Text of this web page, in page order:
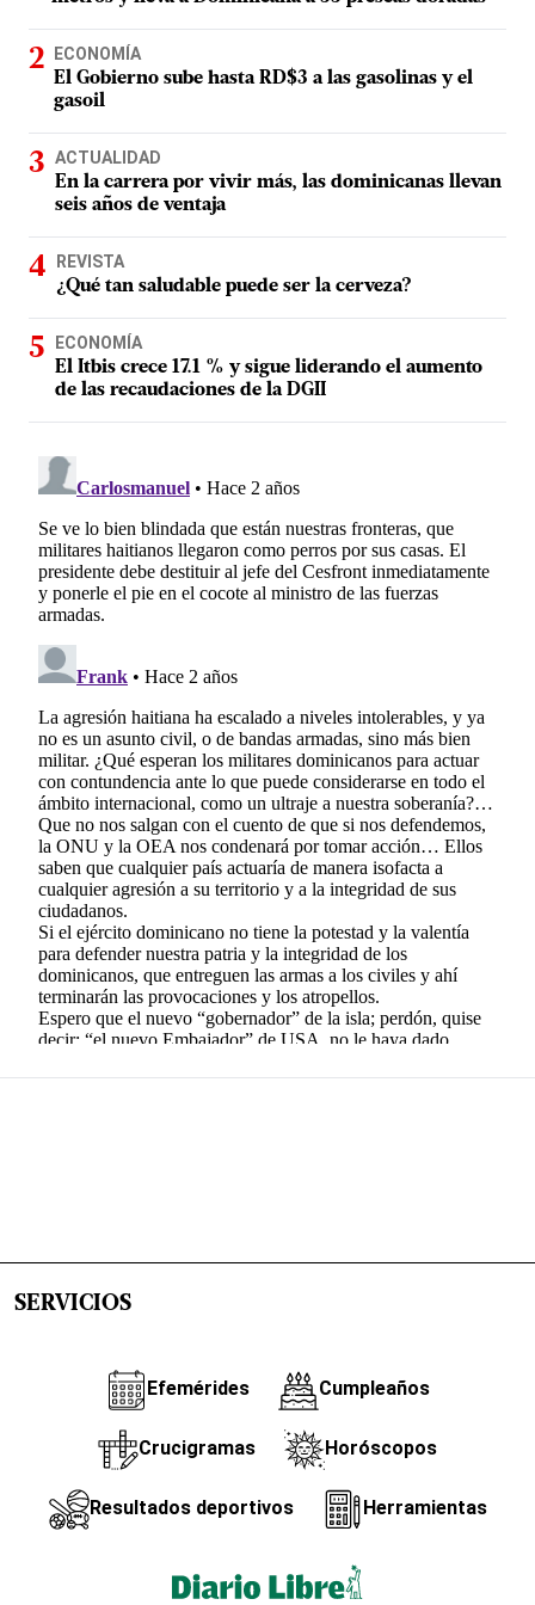
ECONOMÍA
El Gobierno sube hasta RD$3 a las gasolinas y el
gasoil
ACTUALIDAD
En la carrera por vivir más, las dominicanas llevan
seis años de ventaja
REVISTA
¿Qué tan saludable puede ser la cerveza?
ECONOMÍA
El Itbis crece 17.1 % y sigue liderando el aumento
de las recaudaciones de la DGII
SERVICIOS
Efemérides Cumpleaños
Crucigramas Horóscopos
Resultados deportivos Herramientas